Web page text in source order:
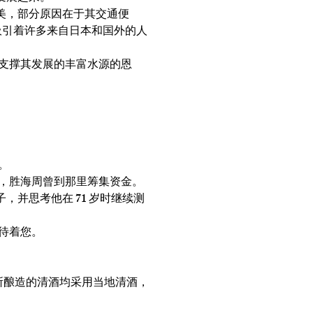
，部分原因在于其交通便
着许多来自日本和国外的人
撑其发展的丰富水源的恩
海周曾到那里筹集资金。
并思考他在 71 岁时继续测
您。
造的清酒均采用当地清酒，